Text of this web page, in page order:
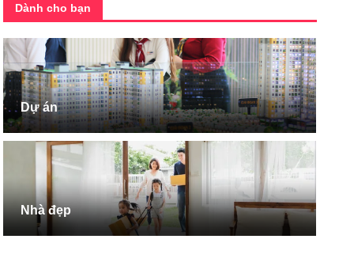
Dành cho bạn
Dự án
Nhà đẹp